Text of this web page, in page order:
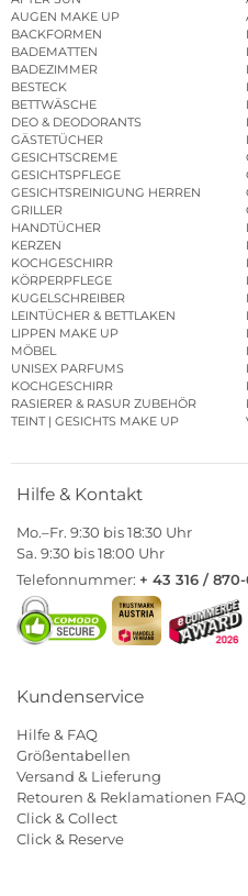
AUGEN MAKE UP
BACKFORMEN
BADEMATTEN
BADEZIMMER
BESTECK
BETTWÄSCHE
DEO & DEODORANTS
GÄSTETÜCHER
GESICHTSCREME
GESICHTSPFLEGE
GESICHTSREINIGUNG HERREN
GRILLER
HANDTÜCHER
KERZEN
KOCHGESCHIRR
KÖRPERPFLEGE
KUGELSCHREIBER
LEINTÜCHER & BETTLAKEN
LIPPEN MAKE UP
MÖBEL
UNISEX PARFUMS
KOCHGESCHIRR
RASIERER & RASUR ZUBEHÖR
TEINT | GESICHTS MAKE UP
Hilfe & Kontakt
Mo.–Fr. 9:30 bis 18:30 Uhr
Sa. 9:30 bis 18:00 Uhr
Telefonnummer: + 43 316 /
Kundenservice
Hilfe & FAQ
Größentabellen
Versand & Lieferung
Retouren & Reklamationen FAQ
Click & Collect
Click & Reserve